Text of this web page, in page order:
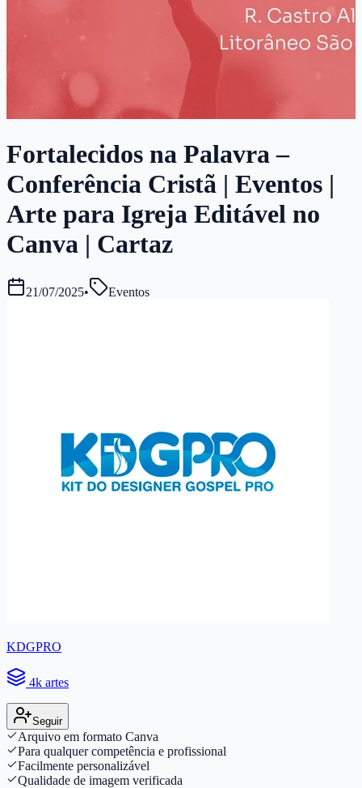
Fortalecidos na Palavra –
Conferência Cristã | Eventos |
Arte para Igreja Editável no
Canva | Cartaz
21/07/2025• Eventos
KDGPRO
4k artes
Seguir
Arquivo em formato Canva
Para qualquer competência e profissional
Facilmente personalizável
Qualidade de imagem verificada